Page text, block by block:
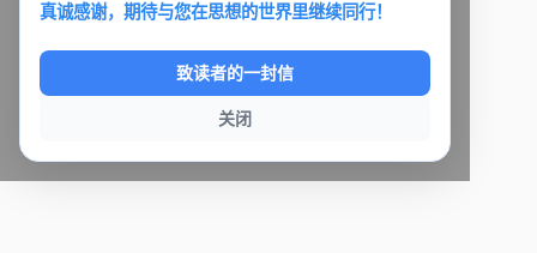
真诚感谢，期待与您在思想的世界里继续同行！
致读者的一封信
关闭